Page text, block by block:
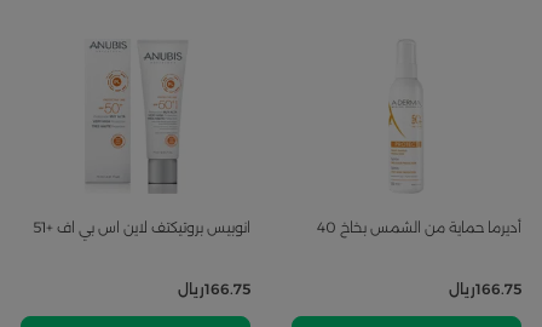
أديرما حماية من الشمس بخاخ 40
166.75ريال
انوبيس بروتيكتف لاين اس بي اف +51
166.75ريال